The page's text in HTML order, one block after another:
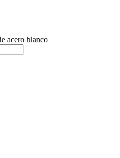
acero blanco